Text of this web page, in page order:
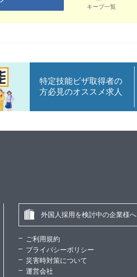
キープ一覧
特定技能ビザ取得者の
方必見のオススメ求人
外国人採用を検討中の企業様へ
ご利用規約
プライバシーポリシー
災害時対策について
運営会社